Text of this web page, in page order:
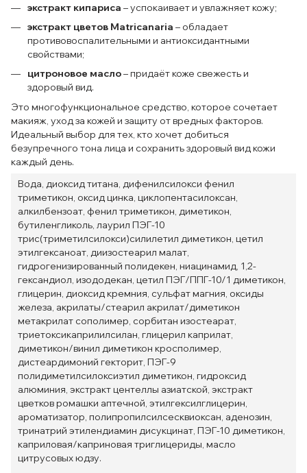
экстракт кипариса – успокаивает и увлажняет кожу;
экстракт цветов Matricanaria – обладает
противовоспалительными и антиоксидантными
свойствами;
цитроновое масло– придаёт коже свежесть и
здоровый вид.
Это многофункциональное средство, которое сочетает
макияж, уход за кожей и защиту от вредных факторов.
Идеальный выбор для тех, кто хочет добиться
безупречного тона лица и сохранить здоровый вид кожи
каждый день.
Вода, диоксид титана, дифенилсилокси фенил
триметикон, оксид цинка, циклопентасилоксан,
алкилбензоат, фенил триметикон, диметикон,
бутиленгликоль, лаурил ПЭГ-10
трис(триметилсилокси)силилетил диметикон, цетил
этилгексаноат, диизостеарил малат,
гидрогенизированный полидекен, ниацинамид, 1,2-
гександиол, изододекан, цетил ПЭГ/ППГ-10/1 диметикон,
глицерин, диоксид кремния, сульфат магния, оксиды
железа, акрилаты/стеарил акрилат/диметикон
метакрилат сополимер, сорбитан изостеарат,
триетоксикаприлилсилан, глицерил каприлат,
диметикон/винил диметикон кросполимер,
дистеардимоний гекторит, ПЭГ-9
полидиметилсилоксиэтил диметикон, гидроксид
алюминия, экстракт центеллы азиатской, экстракт
цветков ромашки аптечной, этилгексилглицерин,
ароматизатор, полипропилсилсесквиоксан, аденозин,
тринатрий этилендиамин дисукцинат, ПЭГ-10 диметикон,
каприловая/каприновая триглицериды, масло
цитрусовых юдзу.